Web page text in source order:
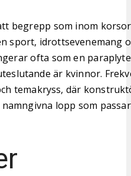
begrepp som inom
sport, idrottsevenemang
ofta som en
är kvinnor.
temakryss, där
lopp som